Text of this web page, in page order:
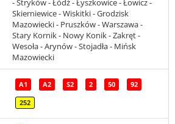
- Stryków - Łódź - Łyszkowice - Łowicz -
Skierniewice - Wiskitki - Grodzisk
Mazowiecki - Pruszków - Warszawa -
Stary Kornik - Nowy Konik - Zakręt -
Wesoła - Arynów - Stojadła - Mińsk
Mazowiecki
A1 A2 S2 2 50 92
252